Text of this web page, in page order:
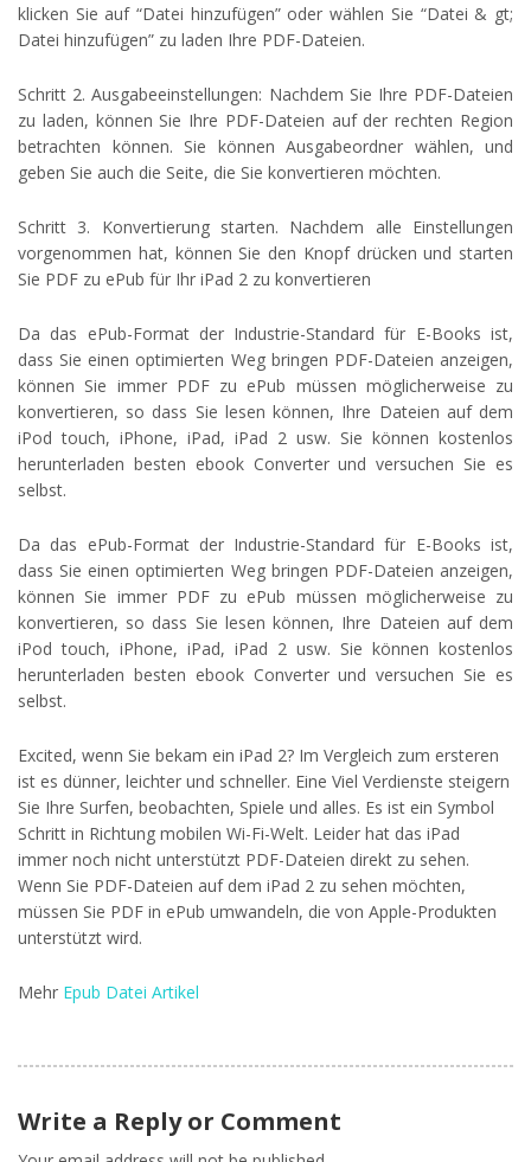
klicken Sie auf “Datei hinzufügen” oder wählen Sie “Datei & gt;
Datei hinzufügen” zu laden Ihre PDF-Dateien.
Schritt 2. Ausgabeeinstellungen: Nachdem Sie Ihre PDF-Dateien
zu laden, können Sie Ihre PDF-Dateien auf der rechten Region
betrachten können. Sie können Ausgabeordner wählen, und
geben Sie auch die Seite, die Sie konvertieren möchten.
Schritt 3. Konvertierung starten. Nachdem alle Einstellungen
vorgenommen hat, können Sie den Knopf drücken und starten
Sie PDF zu ePub für Ihr iPad 2 zu konvertieren
Da das ePub-Format der Industrie-Standard für E-Books ist,
dass Sie einen optimierten Weg bringen PDF-Dateien anzeigen,
können Sie immer PDF zu ePub müssen möglicherweise zu
konvertieren, so dass Sie lesen können, Ihre Dateien auf dem
iPod touch, iPhone, iPad, iPad 2 usw. Sie können kostenlos
herunterladen besten ebook Converter und versuchen Sie es
selbst.
Da das ePub-Format der Industrie-Standard für E-Books ist,
dass Sie einen optimierten Weg bringen PDF-Dateien anzeigen,
können Sie immer PDF zu ePub müssen möglicherweise zu
konvertieren, so dass Sie lesen können, Ihre Dateien auf dem
iPod touch, iPhone, iPad, iPad 2 usw. Sie können kostenlos
herunterladen besten ebook Converter und versuchen Sie es
selbst.
Excited, wenn Sie bekam ein iPad 2? Im Vergleich zum ersteren
ist es dünner, leichter und schneller. Eine Viel Verdienste steigern
Sie Ihre Surfen, beobachten, Spiele und alles. Es ist ein Symbol
Schritt in Richtung mobilen Wi-Fi-Welt. Leider hat das iPad
immer noch nicht unterstützt PDF-Dateien direkt zu sehen.
Wenn Sie PDF-Dateien auf dem iPad 2 zu sehen möchten,
müssen Sie PDF in ePub umwandeln, die von Apple-Produkten
unterstützt wird.
Mehr Epub Datei Artikel
Write a Reply or Comment